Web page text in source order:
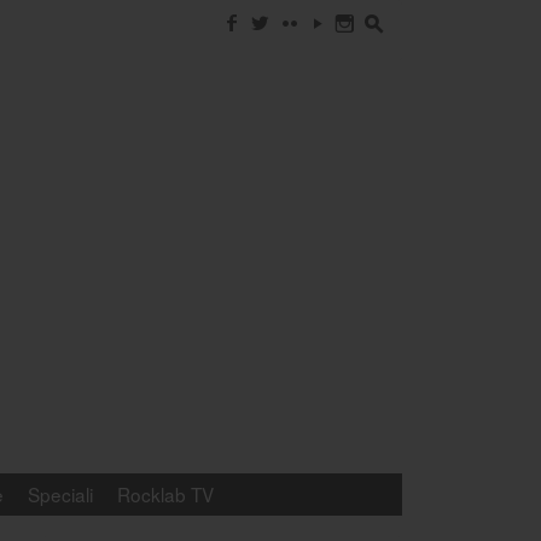
f w c y n s
Speciali Rocklab TV